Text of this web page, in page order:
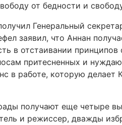
от бедности и
Генеральный
заявил, что Аннан
в отстаивании
притесненных и
в работе, которую делает
получают еще четыре
и режиссер, дважды